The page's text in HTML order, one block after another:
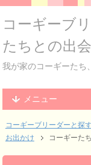
コーギーブ
たちとの出
我が家のコーギーたち
メニュー
コーギーブリーダーと探
お出かけ
コーギーた